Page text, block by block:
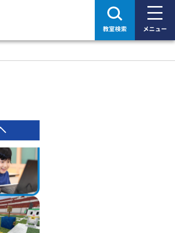
教室検索 メニュー